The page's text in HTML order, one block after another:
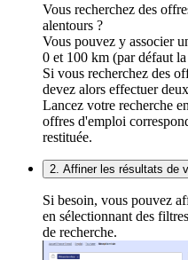
Vous recherchez des
alentours ?
Vous pouvez y associer
0 et 100 km (par défaut
Si vous recherchez des
devez alors effectuer
Lancez votre recherche
offres d'emploi
restituée.
2. Affiner les résultats de
Si besoin, vous pouvez
en sélectionnant des
de recherche.